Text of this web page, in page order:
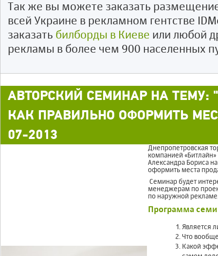
Так же вы можете заказать
всей Украине в рекламном гентстве
заказать билборды в Киеве или любой
рекламы в более чем 900 населенных
АВТОРСКИЙ СЕМИНАР НА ТЕМУ:
КАК ПРАВИЛЬНО ОФОРМИТЬ
07-2013
Днепропетровская
компанией
Александра Бориса
оформить места
Семинар будет
менеджерам по
по наружной
Программа
Является
Что
Какой